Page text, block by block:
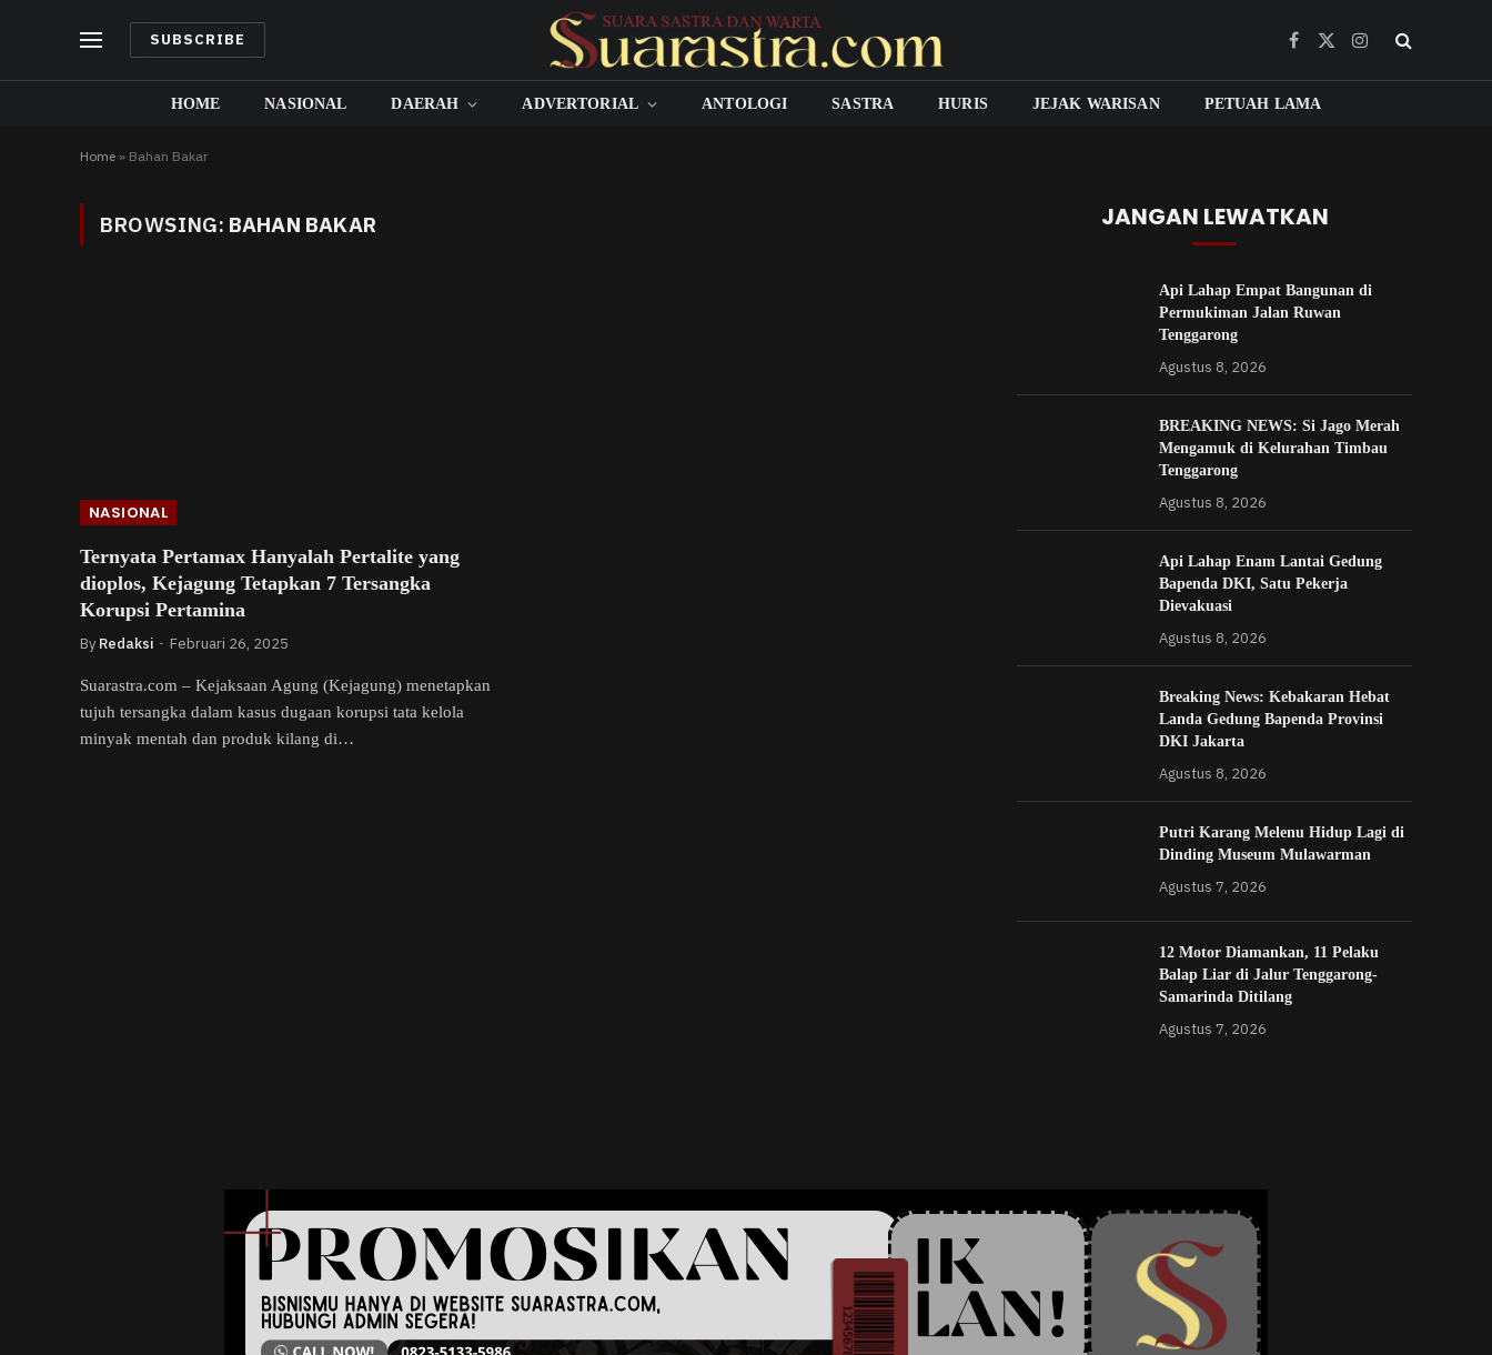
SUBSCRIBE Facebook
X
Instagram
HOME NASIONAL DAERAH ADVERTORIAL ANTOLOGI SASTRA HURIS JEJAK WARISAN PETUAH LAMA
Home » Bahan Bakar
BROWSING: BAHAN BAKAR
NASIONAL
Ternyata Pertamax Hanyalah Pertalite yang
dioplos, Kejagung Tetapkan 7 Tersangka
Korupsi Pertamina
By Redaksi Februari 26, 2025
Suarastra.com – Kejaksaan Agung (Kejagung) menetapkan
tujuh tersangka dalam kasus dugaan korupsi tata kelola
minyak mentah dan produk kilang di…
JANGAN LEWATKAN
Api Lahap Empat Bangunan di
Permukiman Jalan Ruwan
Tenggarong
Agustus 8, 2026
BREAKING NEWS: Si Jago Merah
Mengamuk di Kelurahan Timbau
Tenggarong
Agustus 8, 2026
Api Lahap Enam Lantai Gedung
Bapenda DKI, Satu Pekerja
Dievakuasi
Agustus 8, 2026
Breaking News: Kebakaran Hebat
Landa Gedung Bapenda Provinsi
DKI Jakarta
Agustus 8, 2026
Putri Karang Melenu Hidup Lagi di
Dinding Museum Mulawarman
Agustus 7, 2026
12 Motor Diamankan, 11 Pelaku
Balap Liar di Jalur Tenggarong-
Samarinda Ditilang
Agustus 7, 2026